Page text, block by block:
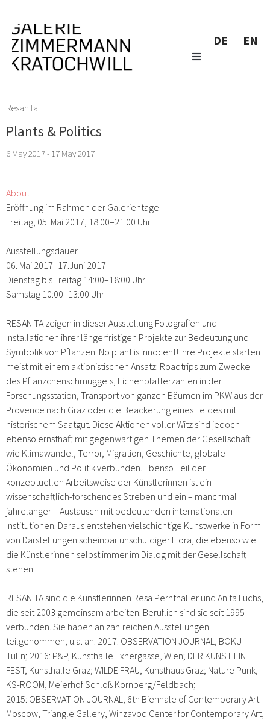
DE EN
Resanita
Plants & Politics
6 May 2017 - 17 May 2017
About
Eröffnung im Rahmen der Galerientage
Freitag, 05. Mai 2017, 18:00–21:00 Uhr
Ausstellungsdauer
06. Mai 2017–17.Juni 2017
Dienstag bis Freitag 14:00–18:00 Uhr
Samstag 10:00–13:00 Uhr
RESANITA zeigen in dieser Ausstellung Fotografien und
Installationen ihrer längerfristigen Projekte zur Bedeutung und
Symbolik von Pflanzen: No plant is innocent! Ihre Projekte starten
meist mit einem aktionistischen Ansatz: Roadtrips zum Zwecke
des Pflänzchenschmuggels, Eichenblätterzählen in der
Forschungsstation, Transport von ganzen Bäumen im PKW aus der
Provence nach Graz oder die Beackerung eines Feldes mit
historischem Saatgut. Diese Aktionen voller Witz sind jedoch
ebenso ernsthaft mit gegenwärtigen Themen der Gesellschaft
wie Klimawandel, Terror, Migration, Geschichte, globale
Ökonomien und Politik verbunden. Ebenso Teil der
konzeptuellen Arbeitsweise der Künstlerinnen ist ein
wissenschaftlich-forschendes Streben und ein – manchmal
jahrelanger – Austausch mit bedeutenden internationalen
Institutionen. Daraus entstehen vielschichtige Kunstwerke in Form
von Darstellungen scheinbar unschuldiger Flora, die ebenso wie
die Künstlerinnen selbst immer im Dialog mit der Gesellschaft
stehen.
RESANITA sind die Künstlerinnen Resa Pernthaller und Anita Fuchs,
die seit 2003 gemeinsam arbeiten. Beruflich sind sie seit 1995
verbunden. Sie haben an zahlreichen Ausstellungen
teilgenommen, u.a. an: 2017: OBSERVATION JOURNAL, BOKU
Tulln; 2016: P&P, Kunsthalle Exnergasse, Wien; DER KUNST EIN
FEST, Kunsthalle Graz; WILDE FRAU, Kunsthaus Graz; Nature Punk,
KS-ROOM, Meierhof Schloß Kornberg/Feldbach;
2015: OBSERVATION JOURNAL, 6th Biennale of Contemporary Art
Moscow, Triangle Gallery, Winzavod Center for Contemporary Art,